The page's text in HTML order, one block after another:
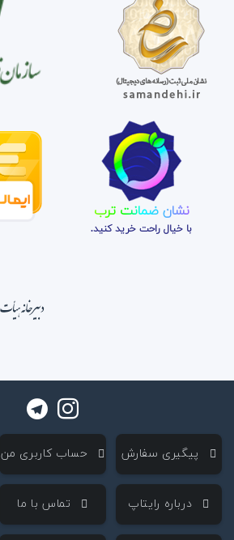
نشان ضمانت ترب
با خیال راحت خرید کنید.
‌ پیگیری سفارش ‌ حساب کاربری من
‌ درباره رایتاپ ‌ تماس با ما